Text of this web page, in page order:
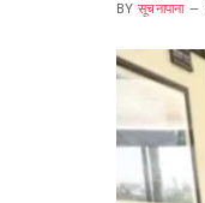
BY सूचनापाना